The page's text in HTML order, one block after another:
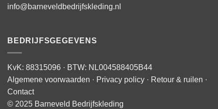
info@barneveldbedrijfskleding.nl
BEDRIJFSGEGEVENS
KvK: 88315096 · BTW: NL004588405B44
Algemene voorwaarden · Privacy policy · Retour & ruilen ·
Contact
© 2025 Barneveld Bedrijfskleding